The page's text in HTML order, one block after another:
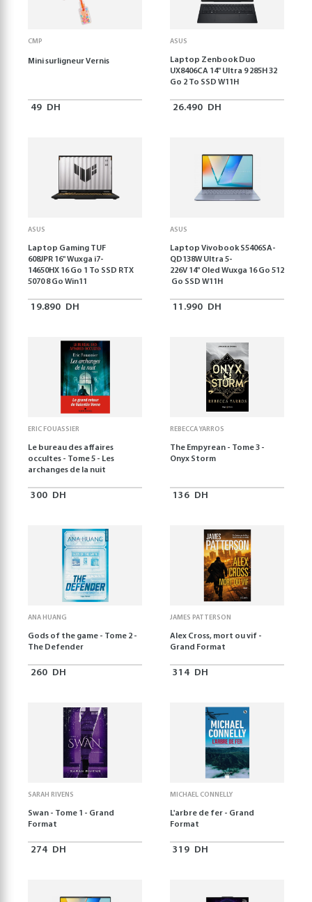
CMP
Mini surligneur Vernis
49 DH
ASUS
Laptop Zenbook Duo
UX8406CA 14'' Ultra 9 285H 32
Go 2 To SSD W11H
26.490 DH
ASUS
Laptop Gaming TUF
608JPR 16'' Wuxga i7-
14650HX 16 Go 1 To SSD RTX
5070 8 Go Win11
19.890 DH
ASUS
Laptop Vivobook S5406SA-
QD138W Ultra 5-
226V 14" Oled Wuxga 16 Go 512
Go SSD W11H
11.990 DH
ERIC FOUASSIER
Le bureau des affaires
occultes - Tome 5 - Les
archanges de la nuit
300 DH
REBECCA YARROS
The Empyrean - Tome 3 -
Onyx Storm
136 DH
ANA HUANG
Gods of the game - Tome 2 -
The Defender
260 DH
JAMES PATTERSON
Alex Cross, mort ou vif -
Grand Format
314 DH
SARAH RIVENS
Swan - Tome 1 - Grand
Format
274 DH
MICHAEL CONNELLY
L'arbre de fer - Grand
Format
319 DH